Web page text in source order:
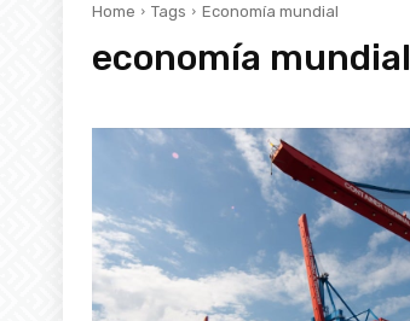
Home Tags Economía mundial
economía mundial